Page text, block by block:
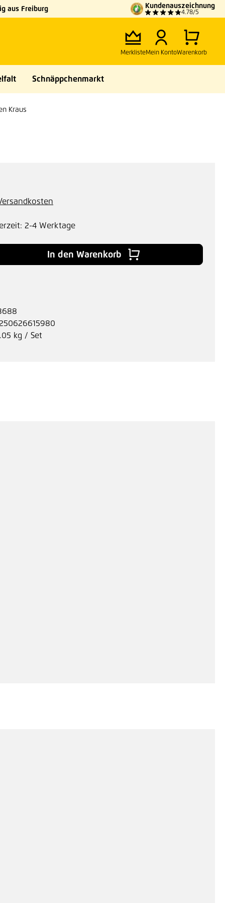
aus Freiburg Kundenauszeichnung
4.78/5
MerklisteMein KontoWarenkorb
Schnäppchenmarkt
Kraus
2-4 Werktage
den gewünschten Wert ein oder
In den Warenkorb
kg / Set